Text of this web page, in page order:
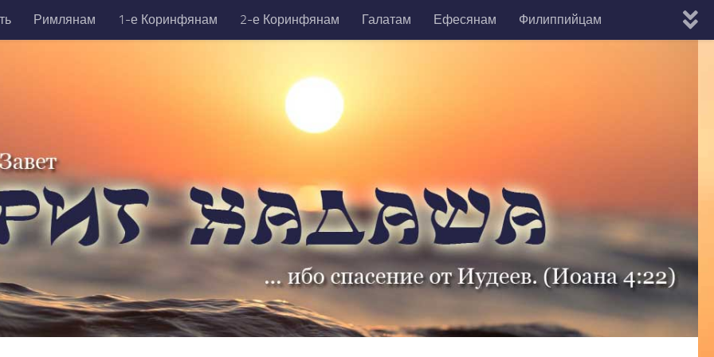
Римлянам 1-е Коринфянам 2-е Коринфянам Галатам Ефесянам Филиппийцам